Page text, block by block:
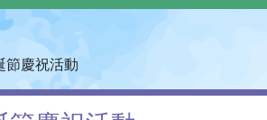
節慶祝活動